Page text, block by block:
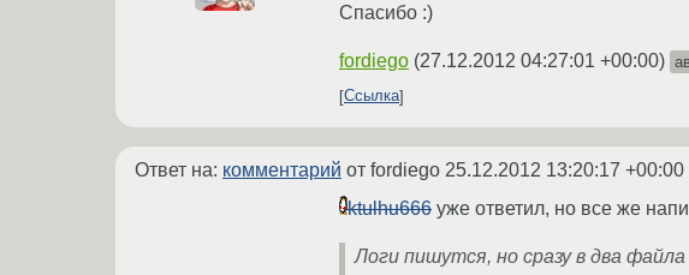
Спасибо :)
fordiego (27.12.2012 04:27:01 +00:00)
Ссылка
Ответ на: комментарий от fordiego 25.12.2012 13:20:17 +00:00
ktulhu666 уже ответил, но все же
Логи пишутся, но сразу в два